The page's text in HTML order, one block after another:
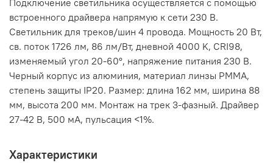
Подключение светильника осуществляется с помощью
встроенного драйвера напрямую к сети 230 В.
Светильник для треков/шин 4 провода. Мощность 20 Вт,
св. поток 1726 лм, 86 лм/Вт, дневной 4000 K, CRI98,
изменяемый угол 20-60°, напряжение питания 230 В.
Черный корпус из алюминия, материал линзы PMMA,
степень защиты IP20. Размер: длина 162 мм, ширина 88
мм, высота 200 мм. Монтаж на трек 3-фазный. Драйвер
27-42 В, 500 мА, пульсация <1%.
Характеристики